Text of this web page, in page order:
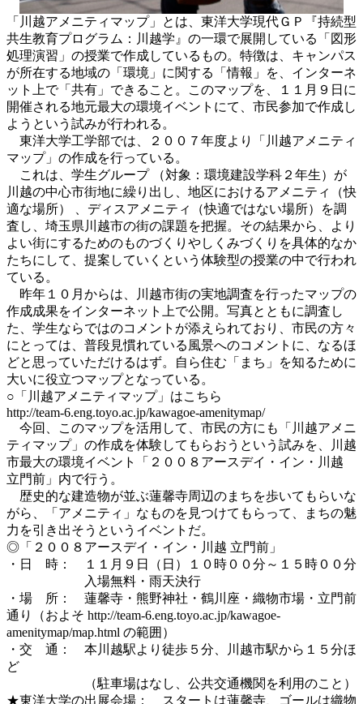
「川越アメニティマップ」とは、東洋大学現代ＧＰ『持続型
共生教育プログラム：川越学』の一環で展開している「図形
処理演習」の授業で作成しているもの。特徴は、キャンパス
が所在する地域の「環境」に関する「情報」を、インターネ
ット上で「共有」できること。このマップを、１１月９日に
開催される地元最大の環境イベントにて、市民参加で作成し
ようという試みが行われる。
東洋大学工学部では、２００７年度より「川越アメニティ
マップ」の作成を行っている。
これは、学生グループ （対象：環境建設学科２年生）が
川越の中心市街地に繰り出し、地区におけるアメニティ（快
適な場所） 、ディスアメニティ（快適ではない場所）を調
査し、埼玉県川越市の街の課題を把握。その結果から、より
よい街にするためのものづくりやしくみづくりを具体的なか
たちにして、提案していくという体験型の授業の中で行われ
ている。
昨年１０月からは、川越市街の実地調査を行ったマップの
作成成果をインターネット上で公開。写真とともに調査し
た、学生ならではのコメントが添えられており、市民の方々
にとっては、普段見慣れている風景へのコメントに、なるほ
どと思っていただけるはず。自ら住む「まち」を知るために
大いに役立つマップとなっている。
○「川越アメニティマップ」はこちら
http://team-6.eng.toyo.ac.jp/kawagoe-amenitymap/
今回、このマップを活用して、市民の方にも「川越アメニ
ティマップ」の作成を体験してもらおうという試みを、川越
市最大の環境イベント「２００８アースデイ・イン・川越
立門前」内で行う。
歴史的な建造物が並ぶ蓮馨寺周辺のまちを歩いてもらいな
がら、「アメニティ」なものを見つけてもらって、まちの魅
力を引き出そうというイベントだ。
◎「２００８アースデイ・イン・川越 立門前」
・日 時： １１月９日（日）１０時００分～１５時００分
入場無料・雨天決行
・場 所： 蓮馨寺・熊野神社・鶴川座・織物市場・立門前
通り（およそ http://team-6.eng.toyo.ac.jp/kawagoe-
amenitymap/map.html の範囲）
・交 通： 本川越駅より徒歩５分、川越市駅から１５分ほ
ど
（駐車場はなし、公共交通機関を利用のこと）
★東洋大学の出展会場： スタートは蓮馨寺、ゴールは織物